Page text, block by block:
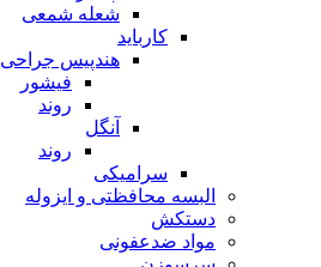
شعله شمعی
کارباید
هندپیس جراحی
فیشور
روند
آنگل
روند
سرامیکی
البسه محافظتی و ایزوله
دستکش
مواد ضدعفونی